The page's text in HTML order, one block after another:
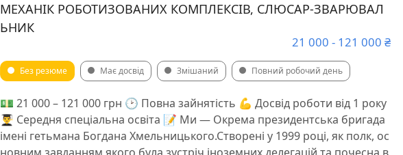
МЕХАНІК РОБОТИЗОВАНИХ КОМПЛЕКСІВ, СЛЮСАР-ЗВАРЮВАЛ
ЬНИК
21 000 - 121 000 ₴
Без резюме Має досвід Змішаний Повний робочий день
💵 21 000 – 121 000 грн 🕑 Повна зайнятість 💪 Досвід роботи від 1 року
👨‍🎓 Середня спеціальна освіта 📝 Ми — Окрема президентська бригада
імені гетьмана Богдана Хмельницького.Створені у 1999 році, як полк, ос